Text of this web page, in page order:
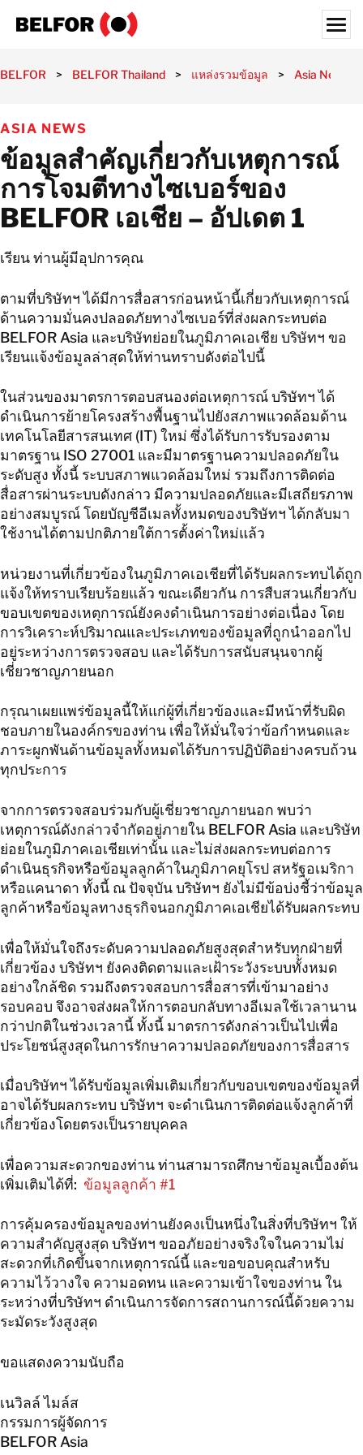
บริการของเรา
ภาคอุตสาหกรรม
แหล่งรวมข้อมูล
สมัครงาน
เกี่ยวกับ
สถานที่ตั้ง
ประเทศไทย
ไทย
ติดต่อเรา
BELFOR > BELFOR Thailand > แหล่งรวมข้อมูล > Asia News
ASIA NEWS
ข้อมูลสำคัญเกี่ยวกับเหตุการณ์
การโจมตีทางไซเบอร์ของ
BELFOR เอเชีย – อัปเดต 1
เรียน ท่านผู้มีอุปการคุณ
ตามที่บริษัทฯ ได้มีการสื่อสารก่อนหน้านี้เกี่ยวกับเหตุการณ์
ด้านความมั่นคงปลอดภัยทางไซเบอร์ที่ส่งผลกระทบต่อ
BELFOR Asia และบริษัทย่อยในภูมิภาคเอเชีย บริษัทฯ ขอ
เรียนแจ้งข้อมูลล่าสุดให้ท่านทราบดังต่อไปนี้
ในส่วนของมาตรการตอบสนองต่อเหตุการณ์ บริษัทฯ ได้
ดำเนินการย้ายโครงสร้างพื้นฐานไปยังสภาพแวดล้อมด้าน
เทคโนโลยีสารสนเทศ (IT) ใหม่ ซึ่งได้รับการรับรองตาม
มาตรฐาน ISO 27001 และมีมาตรฐานความปลอดภัยใน
ระดับสูง ทั้งนี้ ระบบสภาพแวดล้อมใหม่ รวมถึงการติดต่อ
สื่อสารผ่านระบบดังกล่าว มีความปลอดภัยและมีเสถียรภาพ
อย่างสมบูรณ์ โดยบัญชีอีเมลทั้งหมดของบริษัทฯ ได้กลับมา
ใช้งานได้ตามปกติภายใต้การตั้งค่าใหม่แล้ว
หน่วยงานที่เกี่ยวข้องในภูมิภาคเอเชียที่ได้รับผลกระทบได้ถูก
แจ้งให้ทราบเรียบร้อยแล้ว ขณะเดียวกัน การสืบสวนเกี่ยวกับ
ขอบเขตของเหตุการณ์ยังคงดำเนินการอย่างต่อเนื่อง โดย
การวิเคราะห์ปริมาณและประเภทของข้อมูลที่ถูกนำออกไป
อยู่ระหว่างการตรวจสอบ และได้รับการสนับสนุนจากผู้
เชี่ยวชาญภายนอก
กรุณาเผยแพร่ข้อมูลนี้ให้แก่ผู้ที่เกี่ยวข้องและมีหน้าที่รับผิด
ชอบภายในองค์กรของท่าน เพื่อให้มั่นใจว่าข้อกำหนดและ
ภาระผูกพันด้านข้อมูลทั้งหมดได้รับการปฏิบัติอย่างครบถ้วน
ทุกประการ
จากการตรวจสอบร่วมกับผู้เชี่ยวชาญภายนอก พบว่า
เหตุการณ์ดังกล่าวจำกัดอยู่ภายใน BELFOR Asia และบริษัท
ย่อยในภูมิภาคเอเชียเท่านั้น และไม่ส่งผลกระทบต่อการ
ดำเนินธุรกิจหรือข้อมูลลูกค้าในภูมิภาคยุโรป สหรัฐอเมริกา
หรือแคนาดา ทั้งนี้ ณ ปัจจุบัน บริษัทฯ ยังไม่มีข้อบ่งชี้ว่าข้อมูล
ลูกค้าหรือข้อมูลทางธุรกิจนอกภูมิภาคเอเชียได้รับผลกระทบ
เพื่อให้มั่นใจถึงระดับความปลอดภัยสูงสุดสำหรับทุกฝ่ายที่
เกี่ยวข้อง บริษัทฯ ยังคงติดตามและเฝ้าระวังระบบทั้งหมด
อย่างใกล้ชิด รวมถึงตรวจสอบการสื่อสารที่เข้ามาอย่าง
รอบคอบ จึงอาจส่งผลให้การตอบกลับทางอีเมลใช้เวลานาน
กว่าปกติในช่วงเวลานี้ ทั้งนี้ มาตรการดังกล่าวเป็นไปเพื่อ
ประโยชน์สูงสุดในการรักษาความปลอดภัยของการสื่อสาร
เมื่อบริษัทฯ ได้รับข้อมูลเพิ่มเติมเกี่ยวกับขอบเขตของข้อมูลที่
อาจได้รับผลกระทบ บริษัทฯ จะดำเนินการติดต่อแจ้งลูกค้าที่
เกี่ยวข้องโดยตรงเป็นรายบุคคล
เพื่อความสะดวกของท่าน ท่านสามารถศึกษาข้อมูลเบื้องต้น
เพิ่มเติมได้ที่: ข้อมูลลูกค้า #1
การคุ้มครองข้อมูลของท่านยังคงเป็นหนึ่งในสิ่งที่บริษัทฯ ให้
ความสำคัญสูงสุด บริษัทฯ ขออภัยอย่างจริงใจในความไม่
สะดวกที่เกิดขึ้นจากเหตุการณ์นี้ และขอขอบคุณสำหรับ
ความไว้วางใจ ความอดทน และความเข้าใจของท่าน ใน
ระหว่างที่บริษัทฯ ดำเนินการจัดการสถานการณ์นี้ด้วยความ
ระมัดระวังสูงสุด
ขอแสดงความนับถือ
เนวิลล์ ไมล์ส
กรรมการผู้จัดการ
BELFOR Asia